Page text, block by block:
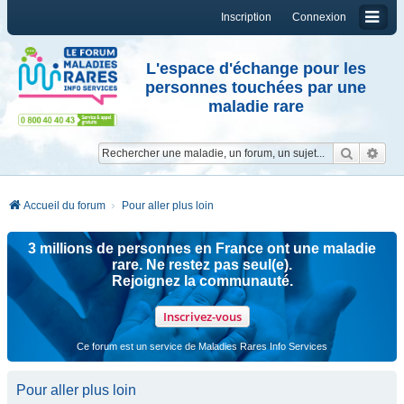
Connexion
Inscription
L'espace d'échange pour les
personnes touchées par une
maladie rare
Accueil du forum Pour aller plus loin
3 millions de personnes en France ont une maladie
rare. Ne restez pas seul(e).
Rejoignez la communauté.
Inscrivez-vous
Ce forum est un service de Maladies Rares Info Services
Pour aller plus loin